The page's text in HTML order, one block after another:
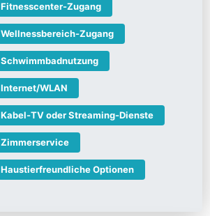
Fitnesscenter-Zugang
Wellnessbereich-Zugang
Schwimmbadnutzung
Internet/WLAN
Kabel-TV oder Streaming-Dienste
Zimmerservice
Haustierfreundliche Optionen